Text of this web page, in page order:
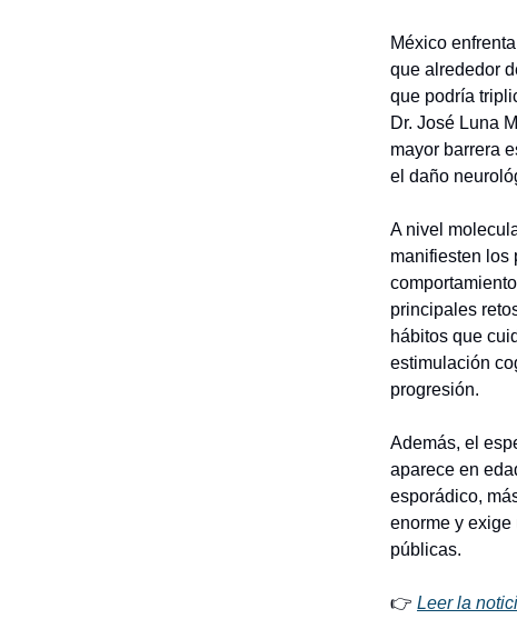
México
que alrededor
que podría
Dr. José Luna
mayor barrera
el daño
A nivel
manifiesten los
principales
hábitos que
estimulación
progresión.
Además, el
aparece en
esporádico,
enorme y
públicas.
👉 Leer la